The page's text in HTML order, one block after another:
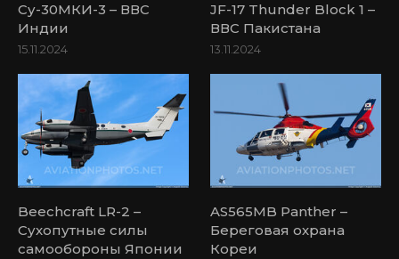
Су-30МКИ-3 – ВВС
Индии
15.11.2024
JF-17 Thunder Block 1 –
ВВС Пакистана
13.11.2024
Beechcraft LR-2 –
Сухопутные силы
самообороны Японии
AS565MB Panther –
Береговая охрана
Кореи